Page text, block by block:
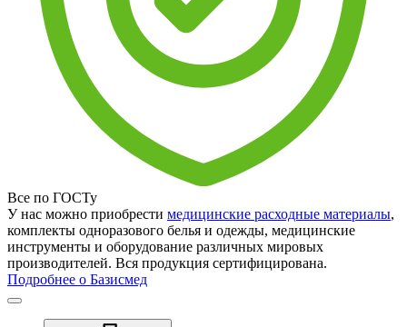
Все по ГОСТу
У нас можно приобрести медицинские расходные материалы,
комплекты одноразового белья и одежды, медицинские
инструменты и оборудование различных мировых
производителей. Вся продукция сертифицирована.
Подробнее о Базисмед